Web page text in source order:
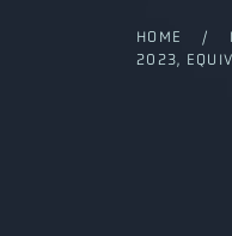
HOME /
2023,